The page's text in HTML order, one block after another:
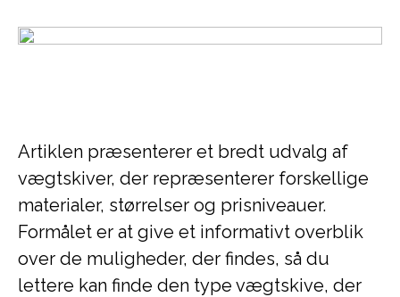
Artiklen præsenterer et bredt udvalg af
vægtskiver, der repræsenterer forskellige
materialer, størrelser og prisniveauer.
Formålet er at give et informativt overblik
over de muligheder, der findes, så du
lettere kan finde den type vægtskive, der